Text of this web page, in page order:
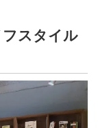
スタイル